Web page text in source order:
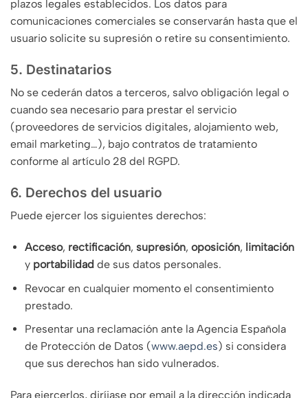
plazos legales establecidos. Los datos para
comunicaciones comerciales se conservarán hasta que el
usuario solicite su supresión o retire su consentimiento.
5. Destinatarios
No se cederán datos a terceros, salvo obligación legal o
cuando sea necesario para prestar el servicio
(proveedores de servicios digitales, alojamiento web,
email marketing…), bajo contratos de tratamiento
conforme al artículo 28 del RGPD.
6. Derechos del usuario
Puede ejercer los siguientes derechos:
Acceso, rectificación, supresión, oposición, limitación
y portabilidad de sus datos personales.
Revocar en cualquier momento el consentimiento
prestado.
Presentar una reclamación ante la Agencia Española
de Protección de Datos (www.aepd.es) si considera
que sus derechos han sido vulnerados.
Para ejercerlos, diríjase por email a la dirección indicada